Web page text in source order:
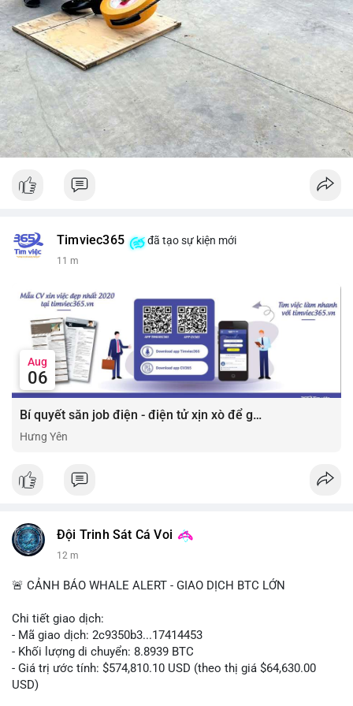
Timviec365 đã tạo sự kiện mới
11 m
Aug
06
Bí quyết săn job điện - điện tử xịn xò để gia tăng thu nhập ⚡
Hưng Yên
Đội Trinh Sát Cá Voi
12 m
🚨 CẢNH BÁO WHALE ALERT - GIAO DỊCH BTC LỚN
Chi tiết giao dịch:
- Mã giao dịch: 2c9350b3...17414453
- Khối lượng di chuyển: 8.8939 BTC
- Giá trị ước tính: $574,810.10 USD (theo thị giá $64,630.00
USD)